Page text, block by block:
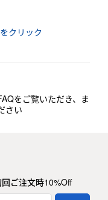
クリック
をご覧いただき、ま
さい
ご注文時10%Off